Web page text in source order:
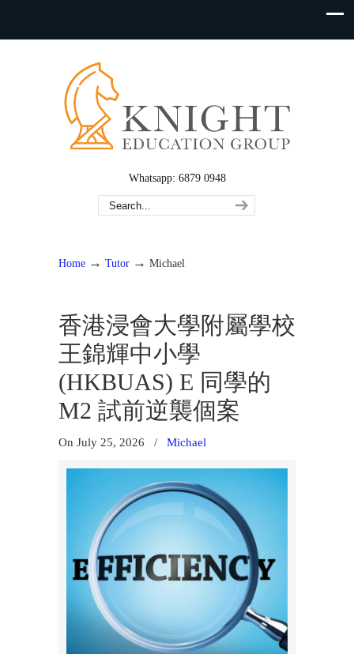
Whatsapp: 6879 0948
Home → Tutor → Michael
香港浸會大學附屬學校
王錦輝中小學
(HKBUAS) E 同學的
M2 試前逆襲個案
On July 25, 2026 / Michael